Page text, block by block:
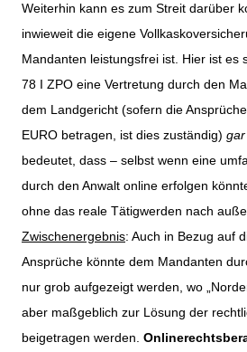
Weiterhin kann es zum Streit darüber
inwieweit die eigene
Mandanten leistungsfrei ist. Hier ist es
78 I ZPO eine Vertretung durch den
dem Landgericht (sofern die
EURO betragen, ist dies zuständig) gar
bedeutet, dass – selbst wenn eine
durch den Anwalt online erfolgen
ohne das reale Tätigwerden nach
Zwischenergebnis: Auch in Bezug auf
Ansprüche könnte dem Mandanten
nur grob aufgezeigt werden, wo
aber maßgeblich zur Lösung der
beigetragen werden.